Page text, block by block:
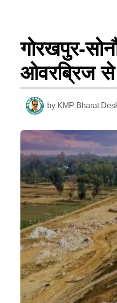
गोरखपुर-
ओवरब्रिज से
by KMP Bharat